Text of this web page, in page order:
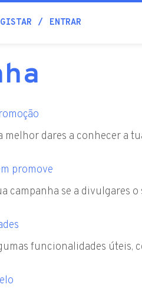
ENTRAR
melhor dares a conhecer a
promove
campanha se a divulgares
funcionalidades úteis,
Ajuda